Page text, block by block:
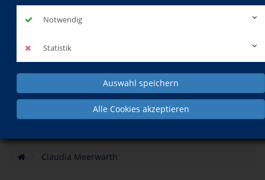
Notwendig
Statistik
Auswahl speichern
Alle Cookies akzeptieren
Claudia Meerwarth